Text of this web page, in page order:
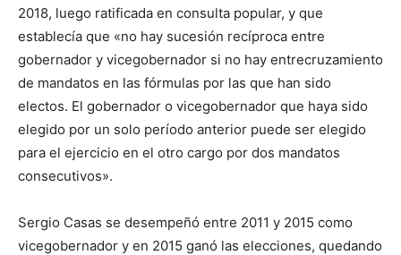
2018, luego ratificada en consulta popular, y que
establecía que «no hay sucesión recíproca entre
gobernador y vicegobernador si no hay entrecruzamiento
de mandatos en las fórmulas por las que han sido
electos. El gobernador o vicegobernador que haya sido
elegido por un solo período anterior puede ser elegido
para el ejercicio en el otro cargo por dos mandatos
consecutivos».
Sergio Casas se desempeñó entre 2011 y 2015 como
vicegobernador y en 2015 ganó las elecciones, quedando